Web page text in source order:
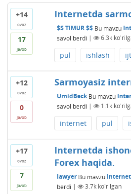
+14
ovoz
17
javob
Internetda
$$ TIMUR $$ Bu mavzu
savol berdi | 6.3k
pul ishlash
+12
ovoz
0
javob
Sarmoyasiz
UmidBeck Bu mavzu
savol berdi | 1.1k
internet pul
+17
ovoz
7
javob
Internetda
Forex haqida.
lawyer Bu mavzu Internet
berdi | 3.7kko'rilgan